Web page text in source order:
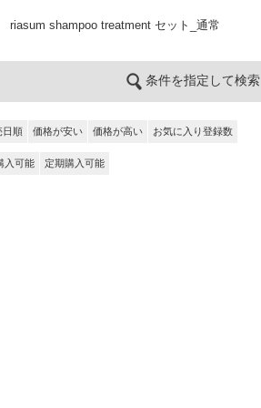
riasum shampoo treatment セット_通常
条件を指定して検索
日順 価格が安い 価格が高い お気に入り登録数
入可能 定期購入可能